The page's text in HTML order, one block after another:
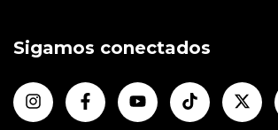
Sigamos conectados